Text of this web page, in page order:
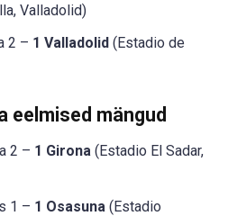
Valladolid)
2 – 1 Valladolid (Estadio de
eelmised mängud
2 – 1 Girona (Estadio El Sadar,
1 – 1 Osasuna (Estadio